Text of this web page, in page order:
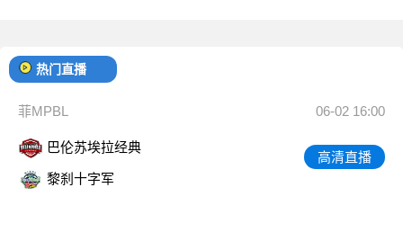
热门直播
菲MPBL 06-02 16:00
巴伦苏埃拉经典
黎刹十字军
高清直播